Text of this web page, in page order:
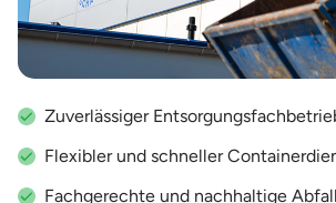
Zuverlässiger
Flexibler und schneller
Fachgerechte und nachhaltige